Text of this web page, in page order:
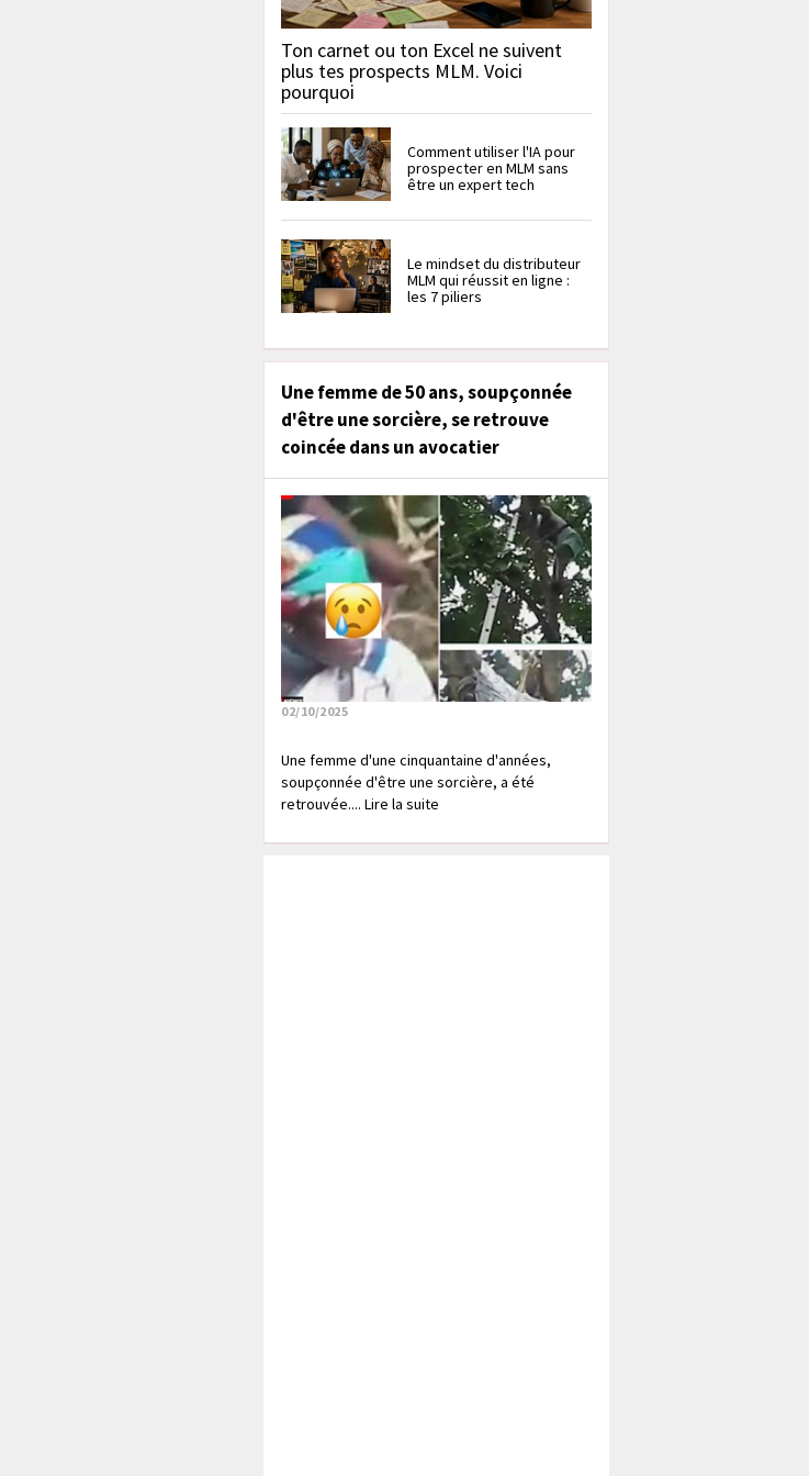
Ton carnet ou ton Excel ne suivent
plus tes prospects MLM. Voici
pourquoi
Comment utiliser l'IA pour
prospecter en MLM sans
être un expert tech
Le mindset du distributeur
MLM qui réussit en ligne :
les 7 piliers
Une femme de 50 ans, soupçonnée
d'être une sorcière, se retrouve
coincée dans un avocatier
02/10/2025
Une femme d'une cinquantaine d'années,
soupçonnée d'être une sorcière, a été
retrouvée.... Lire la suite